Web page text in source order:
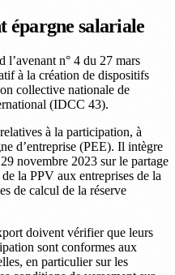
épargne salariale
l’avenant n° 4 du 27 mars
à la création de dispositifs
collective nationale de
(IDCC 43).
à la participation, à
d’entreprise (PEE). Il intègre
novembre 2023 sur le partage
la PPV aux entreprises de la
de calcul de la réserve
doivent vérifier que leurs
sont conformes aux
en particulier sur les